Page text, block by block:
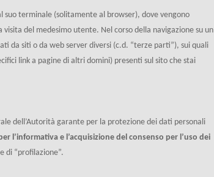
suo terminale (solitamente al browser), dove vengono
del medesimo utente. Nel corso della navigazione su un
da siti o da web server diversi (c.d. “terze parti”), sui quali
link a pagine di altri domini) presenti sul sito che stai
dell’Autorità garante per la protezione dei dati personali
l’informativa e l’acquisizione del consenso per l’uso dei
di “profilazione”.